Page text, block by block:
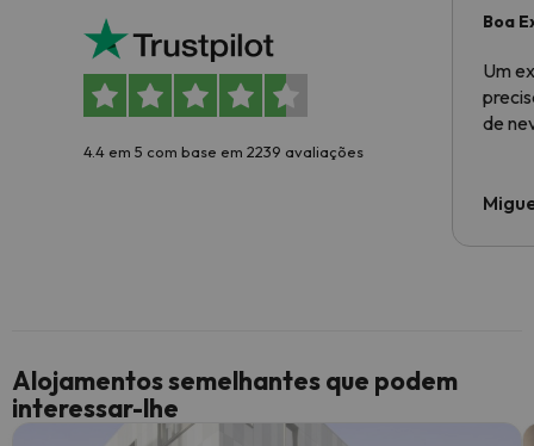
4.4 em 5 com base em 2239 avaliações
Boa
Um
de
Alojamentos semelhantes que podem
interessar-lhe